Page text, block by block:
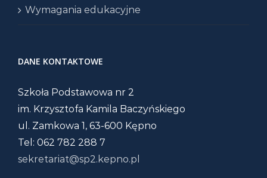
Wymagania edukacyjne
DANE KONTAKTOWE
Szkoła Podstawowa nr 2
im. Krzysztofa Kamila Baczyńskiego
ul. Zamkowa 1, 63-600 Kępno
Tel: 062 782 288 7
sekretariat@sp2.kepno.pl